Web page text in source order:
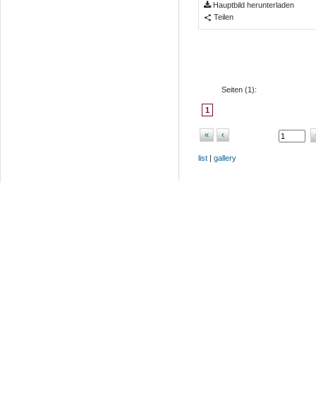
Hauptbild herunterladen
Teilen
Seiten (1):
1
« ‹
list | gallery